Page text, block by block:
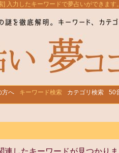
] 入力したキーワードで夢占いができます
50
カテゴリ検索
キーワード検索
方へ